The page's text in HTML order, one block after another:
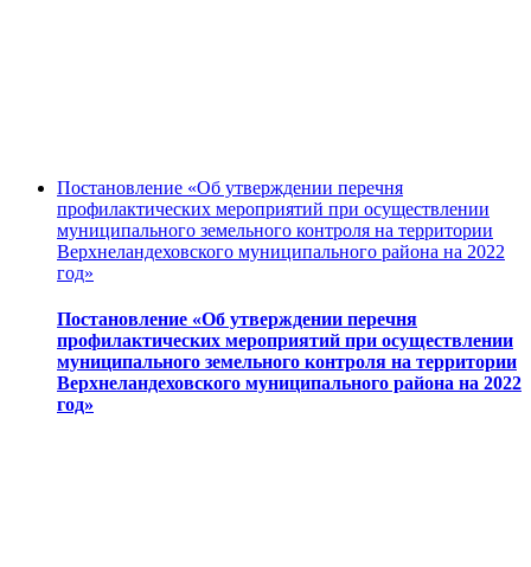
Постановление «Об утверждении перечня
профилактических мероприятий при осуществлении
муниципального земельного контроля на территории
Верхнеландеховского муниципального района на 2022
год»
Постановление «Об утверждении перечня
профилактических мероприятий при осуществлении
муниципального земельного контроля на территории
Верхнеландеховского муниципального района на 2022
год»